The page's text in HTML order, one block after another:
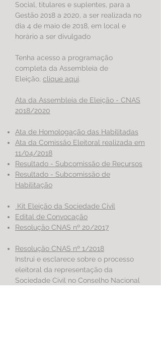
Social, titulares e suplentes, para a
Gestão 2018 a 2020, a ser realizada no
dia 4 de maio de 2018, em local e
horário a ser divulgado
Tenha acesso a programação
completa da Assembleia de
Eleição, clique aqui.
Ata da Assembleia de Eleição - CNAS
2018/2020
Ata de Homologação das Habilitadas
Ata da Comissão Eleitoral realizada em
11/04/2018
Resultado - Subcomissão de Recursos
Resultado - Subcomissão de
Habilitação
Kit Eleição da Sociedade Civil
Edital de Convocação
Resolução CNAS nº 20/2017
Resolução CNAS nº 1/2018
Instrui e esclarece sobre o processo
eleitoral da representação da
Sociedade Civil no Conselho Nacional